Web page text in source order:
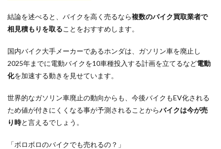
結論を述べると、バイクを高く売るなら複数のバイク買取業者で
相見積もりを取ることをおすすめします。
国内バイク大手メーカーであるホンダは、ガソリン車を廃止し
2025年までに電動バイクを10車種投入する計画を立てるなど電動
化を加速する動きを見せています。
世界的なガソリン車廃止の動向からも、今後バイクもEV化される
ため値が付きにくくなる事が予測されることからバイクは今が売
り時と言えるでしょう。
「ボロボロのバイクでも売れるの？」